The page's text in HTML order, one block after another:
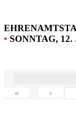
• SONNTAG, 12.
« ‹